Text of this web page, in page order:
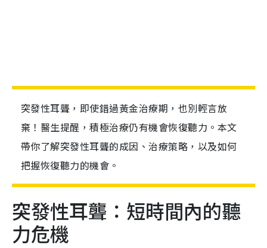
突發性耳聾，即使錯過黃金治療期，也別輕言放
棄！醫生提醒，積極治療仍有機會恢復聽力。本文
帶你了解突發性耳聾的成因、治療策略，以及如何
把握恢復聽力的機會。
突發性耳聾：短時間內的聽
力危機